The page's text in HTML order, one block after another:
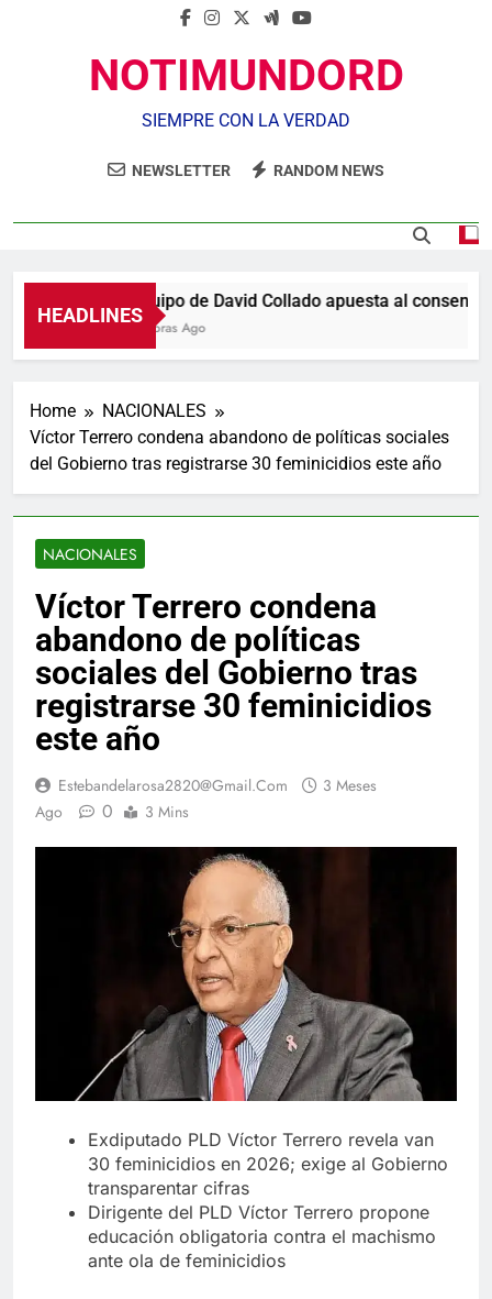
NOTIMUNDORD
SIEMPRE CON LA VERDAD
NEWSLETTER RANDOM NEWS
HEADLINES
Equipo de David Collado apuesta al consenso
5 Horas Ago
Home
NACIONALES
Víctor Terrero condena abandono de políticas sociales
del Gobierno tras registrarse 30 feminicidios este año
NACIONALES
Víctor Terrero condena
abandono de políticas
sociales del Gobierno tras
registrarse 30 feminicidios
este año
Estebandelarosa2820@gmail.com
3 Meses
Ago
0 3 Mins
Exdiputado PLD Víctor Terrero revela van
30 feminicidios en 2026; exige al Gobierno
transparentar cifras
Dirigente del PLD Víctor Terrero propone
educación obligatoria contra el machismo
ante ola de feminicidios